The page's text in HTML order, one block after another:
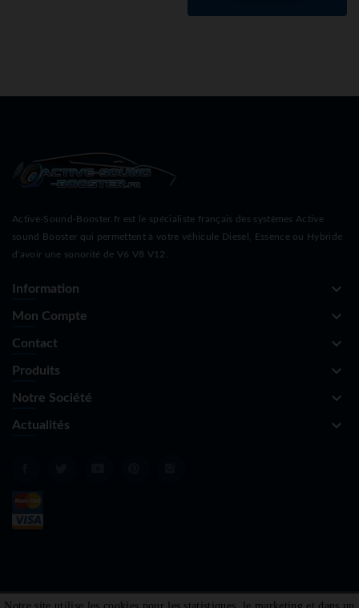
Active-Sound-Booster.fr est le spécialiste français des systèmes Active
sound Booster qui permettent à votre véhicule Diesel, Essence ou Hybride
d'avoir une sonorité de V6 V8 V12.
Information keyboard_arrow_down
Mon Compte keyboard_arrow_down
Contact keyboard_arrow_down
Produits keyboard_arrow_down
Notre Société keyboard_arrow_down
Actualités keyboard_arrow_down